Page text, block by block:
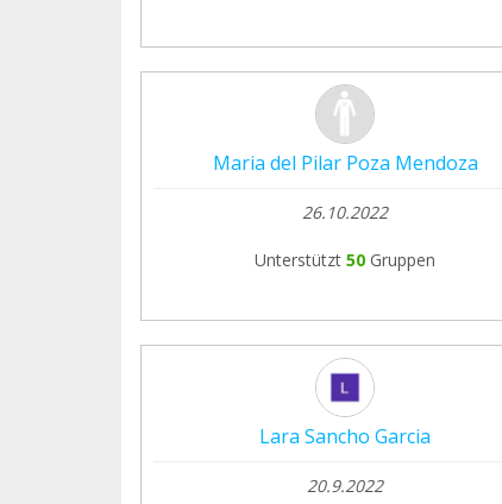
Maria del Pilar Poza Mendoza
26.10.2022
Unterstützt 50 Gruppen
Lara Sancho Garcia
20.9.2022